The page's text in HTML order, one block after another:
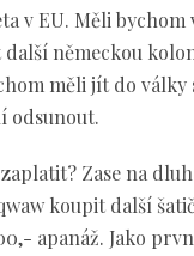
v EU. Měli
německou
měli jít do války
odsunout.
Zase na
koupit další
apanáž. Jako